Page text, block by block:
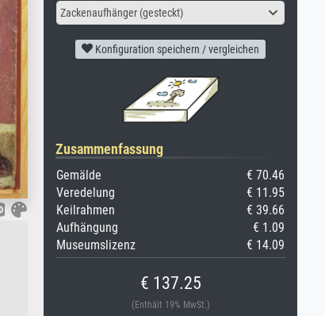
Zackenaufhänger (gesteckt)
Konfiguration speichern / vergleichen
Zusammenfassung
Gemälde
€ 70.46
Veredelung
€ 11.95
Keilrahmen
€ 39.66
Aufhängung
€ 1.09
Museumslizenz
€ 14.09
€ 137.25
(Enthält 19% MwSt.)